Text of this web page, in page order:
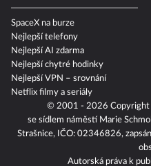
© 2001 - 2026 Copyright
se sídlem náměstí Marie
Strašnice, IČO: 02346826,
Autorská práva k
SpaceX na burze
Nejlepší telefony
Nejlepší AI zdarma
Nejlepší chytré hodinky
Nejlepší VPN – srovnání
Netflix filmy a seriály